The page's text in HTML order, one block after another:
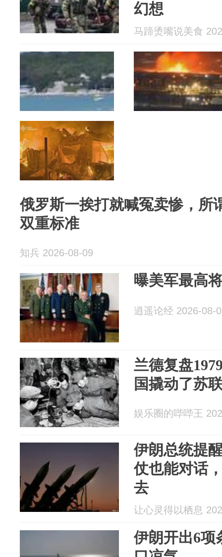
幻想
马蹄烫嘴说美食
俄罗斯一挨打就喊冤卖惨，所
双重标准
知兵 2026-08-09
曝美军最高
逍遥论经 2026-08-
兰德复盘
国撬动了苏
娱乐圈的哔哔王
伊朗总统提
仗也能对话
去
让心灵得以栖息
伊朗开出6项